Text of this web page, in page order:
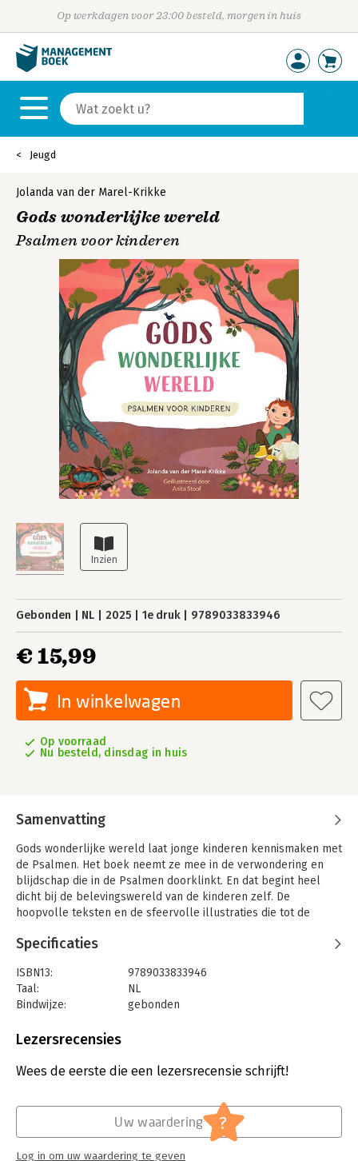
Op werkdagen voor 23:00 besteld, morgen in huis
Jeugd
Jolanda van der Marel-Krikke
Gods wonderlijke wereld
Psalmen voor kinderen
Gebonden NL 2025 1e druk 9789033833946
€ 15,99
In winkelwagen
Op voorraad
Nu besteld, dinsdag in huis
Samenvatting
Gods wonderlijke wereld laat jonge kinderen kennismaken met
de Psalmen. Het boek neemt ze mee in de verwondering en
blijdschap die in de Psalmen doorklinkt. En dat begint heel
dicht bij de belevingswereld van de kinderen zelf. De
hoopvolle teksten en de sfeervolle illustraties die tot de
hoe
.
• 14 kijkplaten met een tekst gebaseerd op een Psalm
• Kleurrijke illustraties met veel herkenbare details uit de
natuur.
Specificaties
ISBN13:
9789033833946
Taal:
NL
Bindwijze:
gebonden
Uitgever:
Verschijningsdatum:
1-3-2025
Lezersrecensies
Wees de eerste die een lezersrecensie schrijft!
Uw waardering ?
Log in om uw waardering te geven